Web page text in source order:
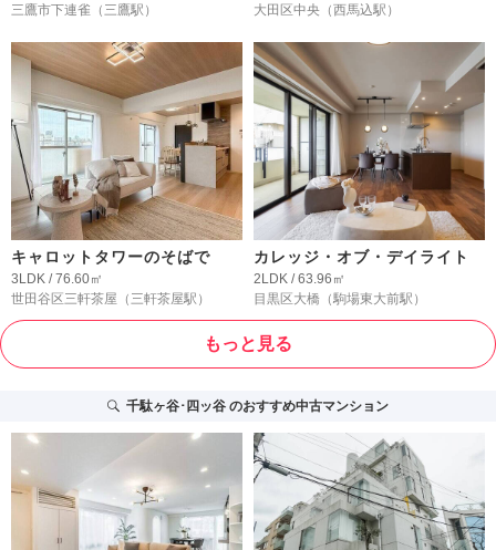
三鷹市下連雀 （三鷹駅）
大田区中央 （西馬込駅）
キャロットタワーのそばで
3LDK / 76.60㎡
世田谷区三軒茶屋 （三軒茶屋駅）
カレッジ・オブ・デイライト
2LDK / 63.96㎡
目黒区大橋 （駒場東大前駅）
もっと見る
千駄ヶ谷･四ッ谷のおすすめ中古マンション